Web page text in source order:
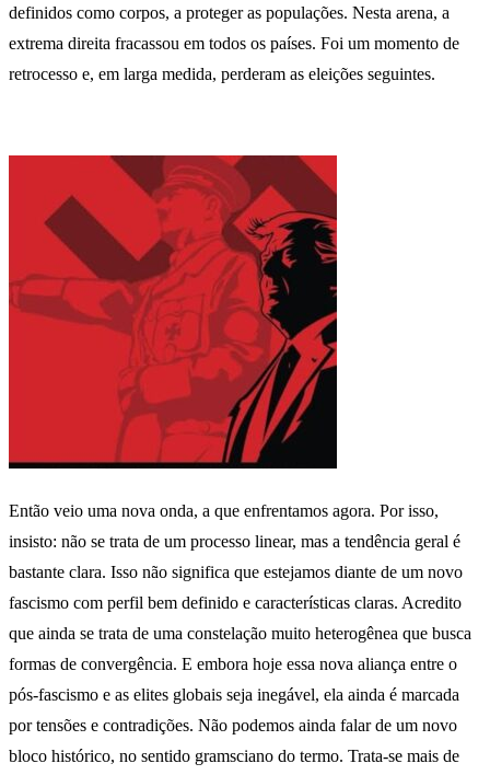
definidos como corpos, a proteger as populações. Nesta arena, a
extrema direita fracassou em todos os países. Foi um momento de
retrocesso e, em larga medida, perderam as eleições seguintes.
Então veio uma nova onda, a que enfrentamos agora. Por isso,
insisto: não se trata de um processo linear, mas a tendência geral é
bastante clara. Isso não significa que estejamos diante de um novo
fascismo com perfil bem definido e características claras. Acredito
que ainda se trata de uma constelação muito heterogênea que busca
formas de convergência. E embora hoje essa nova aliança entre o
pós-fascismo e as elites globais seja inegável, ela ainda é marcada
por tensões e contradições. Não podemos ainda falar de um novo
bloco histórico, no sentido gramsciano do termo. Trata-se mais de